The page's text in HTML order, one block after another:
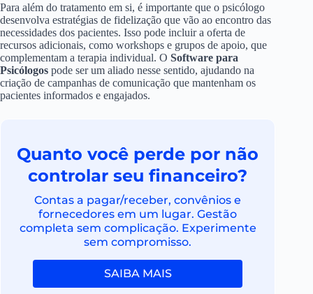
Para além do tratamento em si, é importante que o psicólogo
desenvolva estratégias de fidelização que vão ao encontro das
necessidades dos pacientes. Isso pode incluir a oferta de
recursos adicionais, como workshops e grupos de apoio, que
complementam a terapia individual. O Software para
Psicólogos pode ser um aliado nesse sentido, ajudando na
criação de campanhas de comunicação que mantenham os
pacientes informados e engajados.
Quanto você perde por não
controlar seu financeiro?
Contas a pagar/receber, convênios e
fornecedores em um lugar. Gestão
completa sem complicação. Experimente
sem compromisso.
SAIBA MAIS